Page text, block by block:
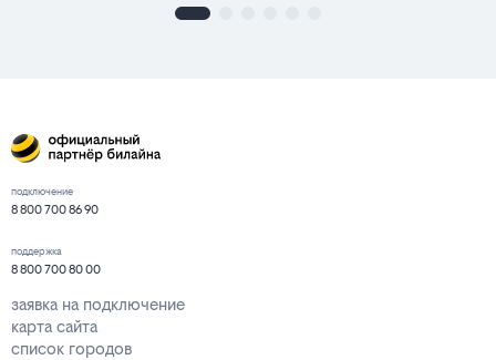
подключение
8 800 700 86 90
поддержка
8 800 700 80 00
заявка на подключение
карта сайта
список городов